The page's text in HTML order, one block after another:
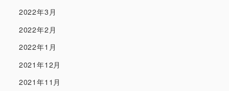
2022年3月
2022年2月
2022年1月
2021年12月
2021年11月